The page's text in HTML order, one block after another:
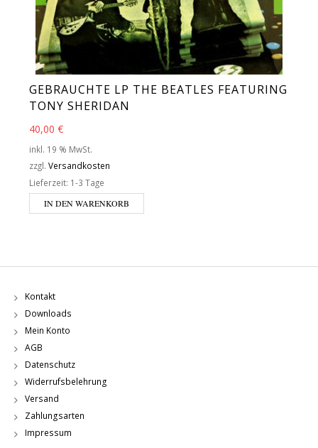
GEBRAUCHTE LP THE BEATLES FEATURING
TONY SHERIDAN
40,00 €
inkl. 19 % MwSt.
zzgl. Versandkosten
Lieferzeit: 1-3 Tage
IN DEN WARENKORB
Kontakt
Downloads
Mein Konto
AGB
Datenschutz
Widerrufsbelehrung
Versand
Zahlungsarten
Impressum